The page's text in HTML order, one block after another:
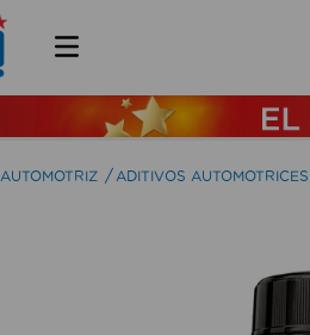
AUTOMOTRIZ ADITIVOS AUTOMOTRICES